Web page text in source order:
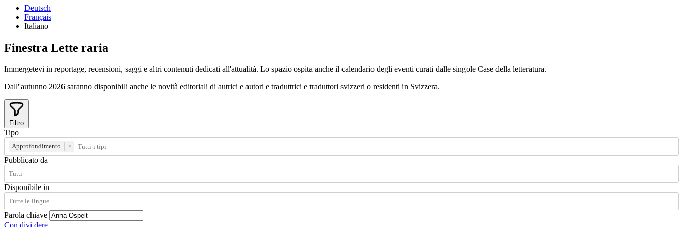
Deutsch
Français
Italiano
Finestra Lette raria
Immergetevi in reportage, recensioni, saggi e altri contenuti dedicati all'attualità. Lo spazio ospita anche il calendario degli eventi curati dalle singole Case della letteratura.
Dall''autunno 2026 saranno disponibili anche le novità editoriali di autrici e autori e traduttrici e traduttori svizzeri o residenti in Svizzera.
Filtro
Tipo
Approfondimento ×
Pubblicato da
Disponibile in
Parola chiave
Con divi dere